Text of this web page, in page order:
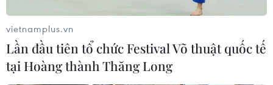
từ Tây Ban Nha và nhập thêm đáng kể khí đốt tự nhiên
hóa lỏng, đồng thời quản lý lưu trữ thông minh và mức
tiêu thụ tương đối thấp như năm 2022.
vietnamplus.vn
Lần đầu tiên tổ chức Festival Võ thuật quốc tế
tại Hoàng thành Thăng Long